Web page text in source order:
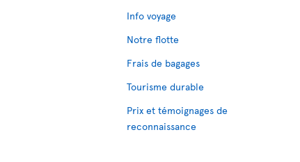
Info voyage
Notre flotte
Frais de bagages
Tourisme durable
Prix et témoignages de
reconnaissance